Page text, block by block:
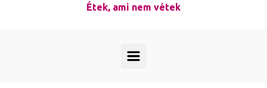
Étek, ami nem vétek